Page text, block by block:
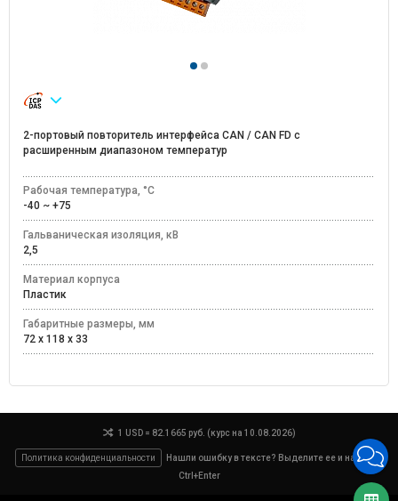
2-портовый повторитель интерфейса CAN / CAN FD с
расширенным диапазоном температур
Рабочая температура, °C
-40 ~ +75
Гальваническая изоляция, кВ
2,5
Материал корпуса
Пластик
Габаритные размеры, мм
72 x 118 x 33
1 USD = 82.1665 руб. (курс на 10.08.2026)
Политика конфиденциальности
Нашли ошибку в тексте? Выделите ее и нажмите
Ctrl+Enter